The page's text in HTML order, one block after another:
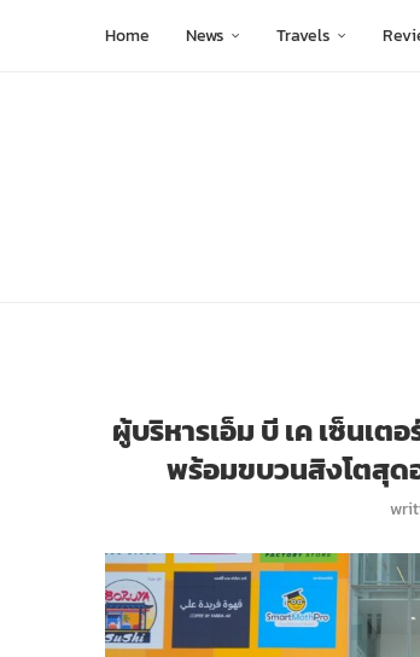
Home News Travels
ผู้บริหารเอ็ม บี เค เซ็นเ
พร้อมขบวนสิงโตสุด